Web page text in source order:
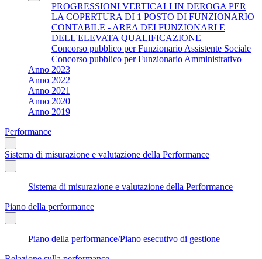
PROGRESSIONI VERTICALI IN DEROGA PER
LA COPERTURA DI 1 POSTO DI FUNZIONARIO
CONTABILE - AREA DEI FUNZIONARI E
DELL'ELEVATA QUALIFICAZIONE
Concorso pubblico per Funzionario Assistente Sociale
Concorso pubblico per Funzionario Amministrativo
Anno 2023
Anno 2022
Anno 2021
Anno 2020
Anno 2019
Performance
Sistema di misurazione e valutazione della Performance
Sistema di misurazione e valutazione della Performance
Piano della performance
Piano della performance/Piano esecutivo di gestione